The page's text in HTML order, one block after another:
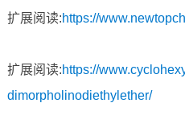
扩展阅读:https://
扩展阅读:https://
dimorpholinodiethylether/